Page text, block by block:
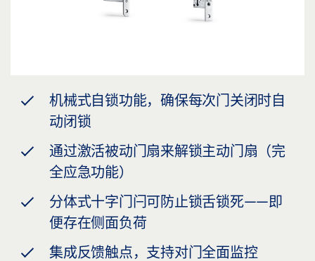
机械式自锁功能，确保每次门关闭时自
动闭锁
通过激活被动门扇来解锁主动门扇（完
全应急功能）
分体式十字门闩可防止锁舌锁死——即
便存在侧面负荷
集成反馈触点，支持对门全面监控